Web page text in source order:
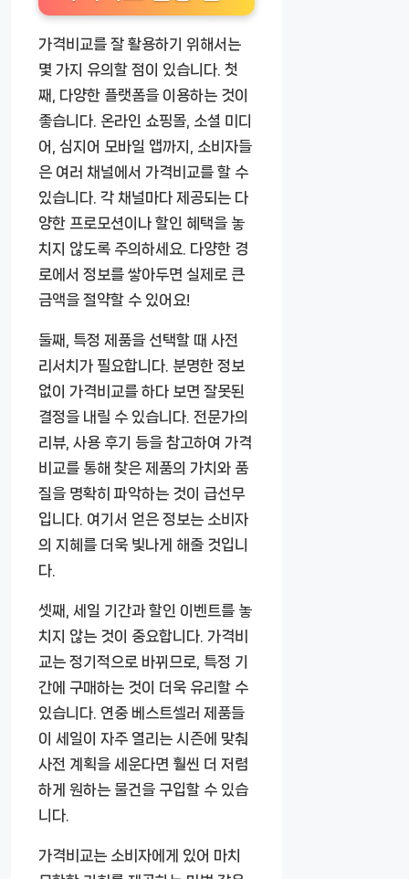
가격비교를 잘 활용하기 위해서는
몇 가지 유의할 점이 있습니다. 첫
째, 다양한 플랫폼을 이용하는 것이
좋습니다. 온라인 쇼핑몰, 소셜 미디
어, 심지어 모바일 앱까지, 소비자들
은 여러 채널에서 가격비교를 할 수
있습니다. 각 채널마다 제공되는 다
양한 프로모션이나 할인 혜택을 놓
치지 않도록 주의하세요. 다양한 경
로에서 정보를 쌓아두면 실제로 큰
금액을 절약할 수 있어요!
둘째, 특정 제품을 선택할 때 사전
리서치가 필요합니다. 분명한 정보
없이 가격비교를 하다 보면 잘못된
결정을 내릴 수 있습니다. 전문가의
리뷰, 사용 후기 등을 참고하여 가격
비교를 통해 찾은 제품의 가치와 품
질을 명확히 파악하는 것이 급선무
입니다. 여기서 얻은 정보는 소비자
의 지혜를 더욱 빛나게 해줄 것입니
다.
셋째, 세일 기간과 할인 이벤트를 놓
치지 않는 것이 중요합니다. 가격비
교는 정기적으로 바뀌므로, 특정 기
간에 구매하는 것이 더욱 유리할 수
있습니다. 연중 베스트셀러 제품들
이 세일이 자주 열리는 시즌에 맞춰
사전 계획을 세운다면 훨씬 더 저렴
하게 원하는 물건을 구입할 수 있습
니다.
가격비교는 소비자에게 있어 마치